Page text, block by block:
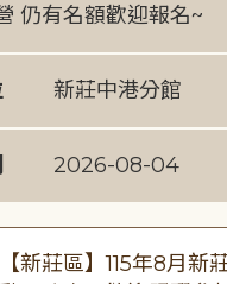
仍有名額歡迎報名~
新莊中港分館
2026-08-04
【新莊區】115年8月新